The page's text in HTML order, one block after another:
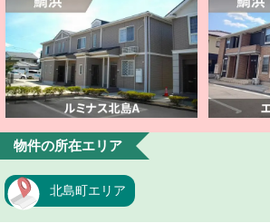
物件の所在エリア
北島町エリア